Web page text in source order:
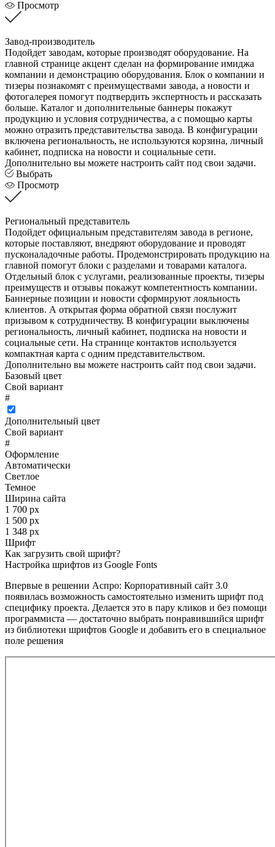
Просмотр
Завод-производитель
Подойдет заводам, которые производят оборудование. На
главной странице акцент сделан на формирование имиджа
компании и демонстрацию оборудования. Блок о компании и
тизеры познакомят с преимуществами завода, а новости и
фотогалерея помогут подтвердить экспертность и рассказать
больше. Каталог и дополнительные баннеры покажут
продукцию и условия сотрудничества, а с помощью карты
можно отразить представительства завода. В конфигурации
включена региональность, не используются корзина, личный
кабинет, подписка на новости и социальные сети.
Дополнительно вы можете настроить сайт под свои задачи.
Выбрать
Просмотр
Региональный представитель
Подойдет официальным представителям завода в регионе,
которые поставляют, внедряют оборудование и проводят
пусконаладочные работы. Продемонстрировать продукцию на
главной помогут блоки с разделами и товарами каталога.
Отдельный блок с услугами, реализованные проекты, тизеры
преимуществ и отзывы покажут компетентность компании.
Баннерные позиции и новости сформируют лояльность
клиентов. А открытая форма обратной связи послужит
призывом к сотрудничеству. В конфигурации выключены
региональность, личный кабинет, подписка на новости и
социальные сети. На странице контактов используется
компактная карта с одним представительством.
Дополнительно вы можете настроить сайт под свои задачи.
Базовый цвет
Свой вариант
#
Дополнительный цвет
Свой вариант
#
Оформление
Автоматически
Светлое
Темное
Ширина сайта
1 700 px
1 500 px
1 348 px
Шрифт
Как загрузить свой шрифт?
Настройка шрифтов из Google Fonts
Впервые в решении Аспро: Корпоративный сайт 3.0
появилась возможность самостоятельно изменить шрифт под
специфику проекта. Делается это в пару кликов и без помощи
программиста — достаточно выбрать понравившийся шрифт
из библиотеки шрифтов Google и добавить его в специальное
поле решения